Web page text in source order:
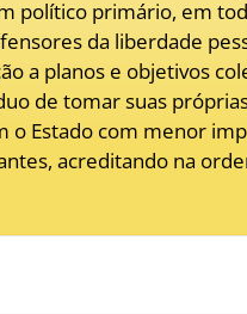
político primário, em
da liberdade
a planos e objetivos
de tomar suas
o Estado com menor
acreditando na